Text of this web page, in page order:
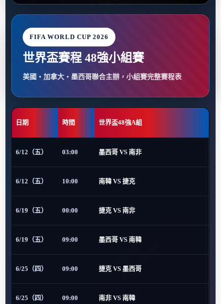
FIFA WORLD CUP 2026
世界盃賽程 48強小組賽
美國・加拿大・墨西哥聯合主辦，小組賽完整賽程表
日期 時間 世界盃48強A組
6/12（五） 03:00 墨西哥 VS 南非
6/12（五） 10:00 南韓 VS 捷克
6/19（五） 00:00 捷克 VS 南非
6/19（五） 09:00 墨西哥 VS 南韓
6/25（四） 09:00 捷克 VS 墨西哥
6/25（四） 09:00 南非 VS 南韓